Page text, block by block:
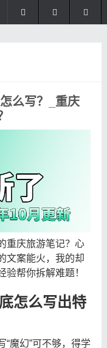
么写？_重庆
重庆旅游笔记？心
文案能火，我的却
帮你拆解难题！
怎么写出特
“魔幻”可不够，得学